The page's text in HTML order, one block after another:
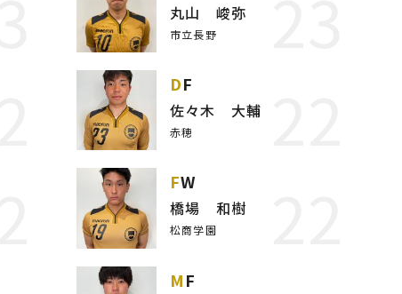
丸山 峻弥
市立長野
DF
佐々木 大輔
赤穂
FW
橋場 和樹
松商学園
MF